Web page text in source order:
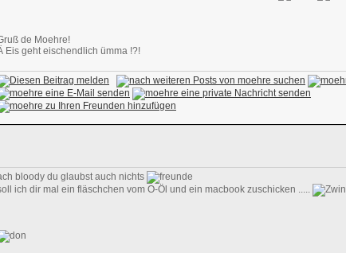
de Moehre!
Eis geht eischendlich ümma !?!
bloody du glaubst auch nichts
ich dir mal ein fläschchen vom O-Öl und ein macbook zuschicken .....